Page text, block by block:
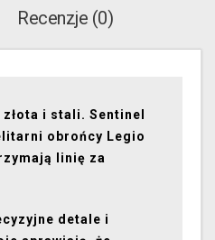
Recenzje (0)
i stali. Sentinel
obrońcy Legio
linię za
detale i